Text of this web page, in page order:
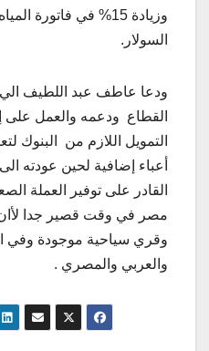
وزيادة 15% في فاتورة
السولار.
ودعا عاطف عبد اللطيف
القطاع ودعمه والعمل على
التمويل اللازم من البنوك
أعباء إضافية لحين عودته
القادر على توفير العملة
مصر في وقت قصير جدا لأان
وقري سياحية موجودة وفي
والعربي والمصري .